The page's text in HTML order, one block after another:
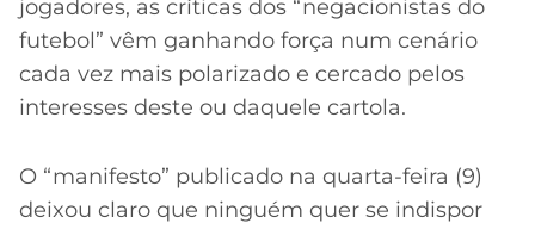
jogadores, as críticas dos “negacionistas do
futebol” vêm ganhando força num cenário
cada vez mais polarizado e cercado pelos
interesses deste ou daquele cartola.
O “manifesto” publicado na quarta-feira (9)
deixou claro que ninguém quer se indispor